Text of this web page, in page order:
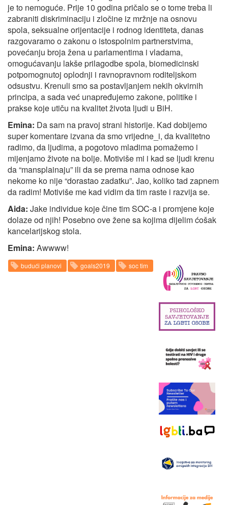
je to nemoguće. Prije 10 godina pričalo se o tome treba li
zabraniti diskriminaciju i zločine iz mržnje na osnovu
spola, seksualne orijentacije i rodnog identiteta, danas
razgovaramo o zakonu o istospolnim partnerstvima,
povećanju broja žena u parlamentima i vladama,
omogućavanju lakše prilagodbe spola, biomedicinski
potpomognutoj oplodnji i ravnopravnom roditeljskom
odsustvu. Krenuli smo sa postavljanjem nekih okvirnih
principa, a sada već unapređujemo zakone, politike i
prakse koje utiču na kvalitet života ljudi u BiH.
Emina: Da sam na pravoj strani historije. Kad dobijemo
super komentare izvana da smo vrijedne_i, da kvalitetno
radimo, da ljudima, a pogotovo mladima pomažemo i
mijenjamo živote na bolje. Motiviše mi i kad se ljudi krenu
da “mansplainaju” ili da se prema nama odnose kao
nekome ko nije “dorastao zadatku”. Jao, koliko tad zapnem
da radim! Motiviše me kad vidim da tim raste i razvija se.
Aida: Jake individue koje čine tim SOC-a i promjene koje
dolaze od njih! Posebno ove žene sa kojima dijelim ćošak
kancelarijskog stola.
Emina: Awwww!
budući planovi goals2019 soc tim